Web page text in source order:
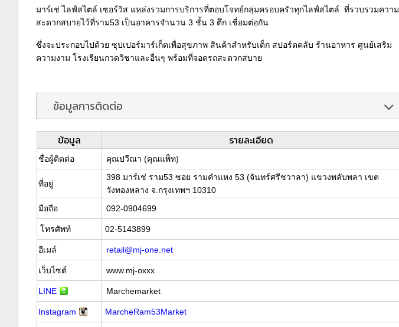
มาร์เช่ ไลฟ์สไตล์ เซอร์วิส แหล่งรวมการบริการที่ตอบโจทย์กลุ่มครอบครัวทุกไลฟ์สไตล์ ที่รวบรวมความ
สะดวกสบายไว้ที่ราม53 เป็นอาคารจำนวน 3 ชั้น 3 ตึก เชื่อมต่อกัน
ซึ่งจะประกอบไปด้วย ซุปเปอร์มาร์เก็ตเพื่อสุขภาพ สินค้าสำหรับเด็ก สปอร์ตคลับ ร้านอาหาร ศูนย์เสริม
ความงาม โรงเรียนกวดวิชาและอื่นๆ พร้อมที่จอดรถสะดวกสบาย
ข้อมูลการติดต่อ
ข้อมูล รายละเอียด
ชื่อผู้ติดต่อ คุณปวีณา (คุณแพ็ท)
ที่อยู่
398 มาร์เช่ ราม53 ซอย รามคำแหง 53 (จันทร์ศรีชวาลา) แขวงพลับพลา เขต
วังทองหลาง จ.กรุงเทพฯ 10310
มือถือ
092-0904699
โทรศัพท์ 02-5143899
อีเมล์ retail@mj-one.net
เว็บไซต์ www.mj-oxxx
LINE Marchemarket
Instagram MarcheRam53Market